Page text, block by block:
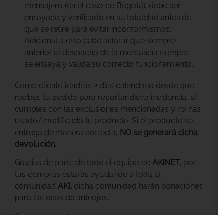
mensajero (en el caso de Bogotá), debe ser
ensayado y verificado en su totalidad antes de
que se retire para evitar inconformismos.
Adicional a esto cabe aclarar que siempre
anterior al despacho de la mercancía siempre
se ensaya y valida su correcto funcionamiento.
Como cliente tendrás 2 días calendario desde que
recibes tu pedido para reportar dicha incidencia, sí
cumples con las exclusiones mencionadas y no has
usado/modificado tu producto. Si el producto se
entrega de manera correcta, NO se generará dicha
devolución.
Gracias de parte de todo el equipo de AKINET, por
tus compras estarás ayudando a toda la
comunidad AKI, dicha comunidad harán donaciones
para los osos de anteojos.